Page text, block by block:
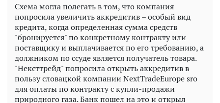
Схема могла полегать в том, что компания
попросила увеличить аккредитив – особый вид
кредита, когда определенная сумма средств
"бронируется" по конкретному контракту или
поставщику и выплачивается по его требованию, а
должником по ссуде является получатель товара.
"Нексттрейд" попросила открыть аккредитив в
пользу словацкой компании NextTradeEurope sro
для оплаты по контракту с купли-продажи
природного газа. Банк пошел на это и открыл